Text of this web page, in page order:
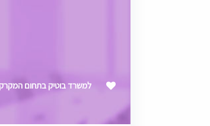
למשרד בוטיק בתחום